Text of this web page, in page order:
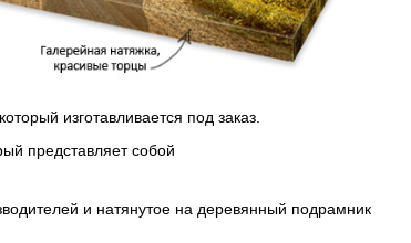
изготавливается под заказ.
представляет собой
и натянутое на деревянный подрамник